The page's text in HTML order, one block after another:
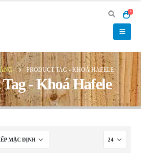
0
PRODUCT TAG - KHOÁ HAFELE
- Khoá Hafele